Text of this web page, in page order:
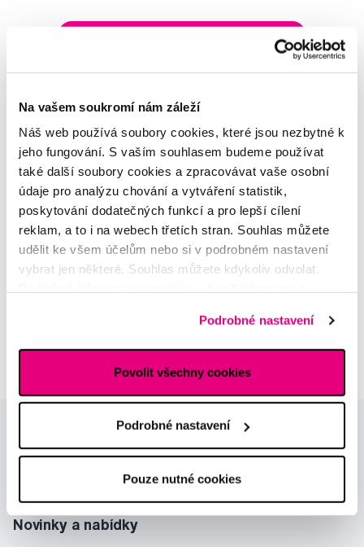
Na vašem soukromí nám záleží
Náš web používá soubory cookies, které jsou nezbytné k
jeho fungování. S vaším souhlasem budeme používat
také další soubory cookies a zpracovávat vaše osobní
údaje pro analýzu chování a vytváření statistik,
poskytování dodatečných funkcí a pro lepší cílení
reklam, a to i na webech třetích stran. Souhlas můžete
udělit ke všem účelům nebo si v podrobném nastavení
vybrat jen některé. Souhlas můžete kdykoliv odvolat.
Podrobné nastavení
Povolit všechny cookies
Podrobné nastavení
Pouze nutné cookies
MDDr. Tomáš Pražák
Odborná zubní konzultace –
parodontologie
Alena Růžičková
odborná konzultace dětského
atestovaná lékařka
Novinky a nabídky